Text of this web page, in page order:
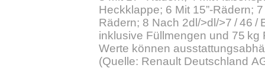
Heckklappe; 6 Mit 15”-Rädern; 7
Rädern; 8 Nach 2dl/>dl/>7 / 46 /
inklusive Füllmengen und 75 kg
Werte können
(Quelle: Renault Deutschland